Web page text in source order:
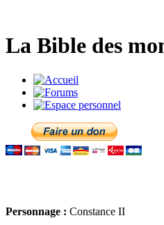
La Bible des
Personnage : Constance II